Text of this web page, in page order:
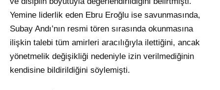
Yemine liderlik eden Ebru Eroğlu ise savunmasında,
Subay Andı’nın resmi tören sırasında okunmasına
ilişkin talebi tüm amirleri aracılığıyla ilettiğini, ancak
yönetmelik değişikliği nedeniyle izin verilmediğinin
kendisine bildirildiğini söylemişti.